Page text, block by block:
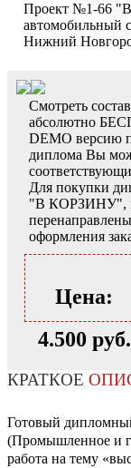
Проект №1-66
автомобильный
Нижний
Смотреть
абсолютно
DEMO версию
диплома Вы
Для покупки
"В КОРЗИНУ",
оформления
Цена:
4.500 руб.
КРАТКОЕ
Готовый
(Промышленное и
работа на тему